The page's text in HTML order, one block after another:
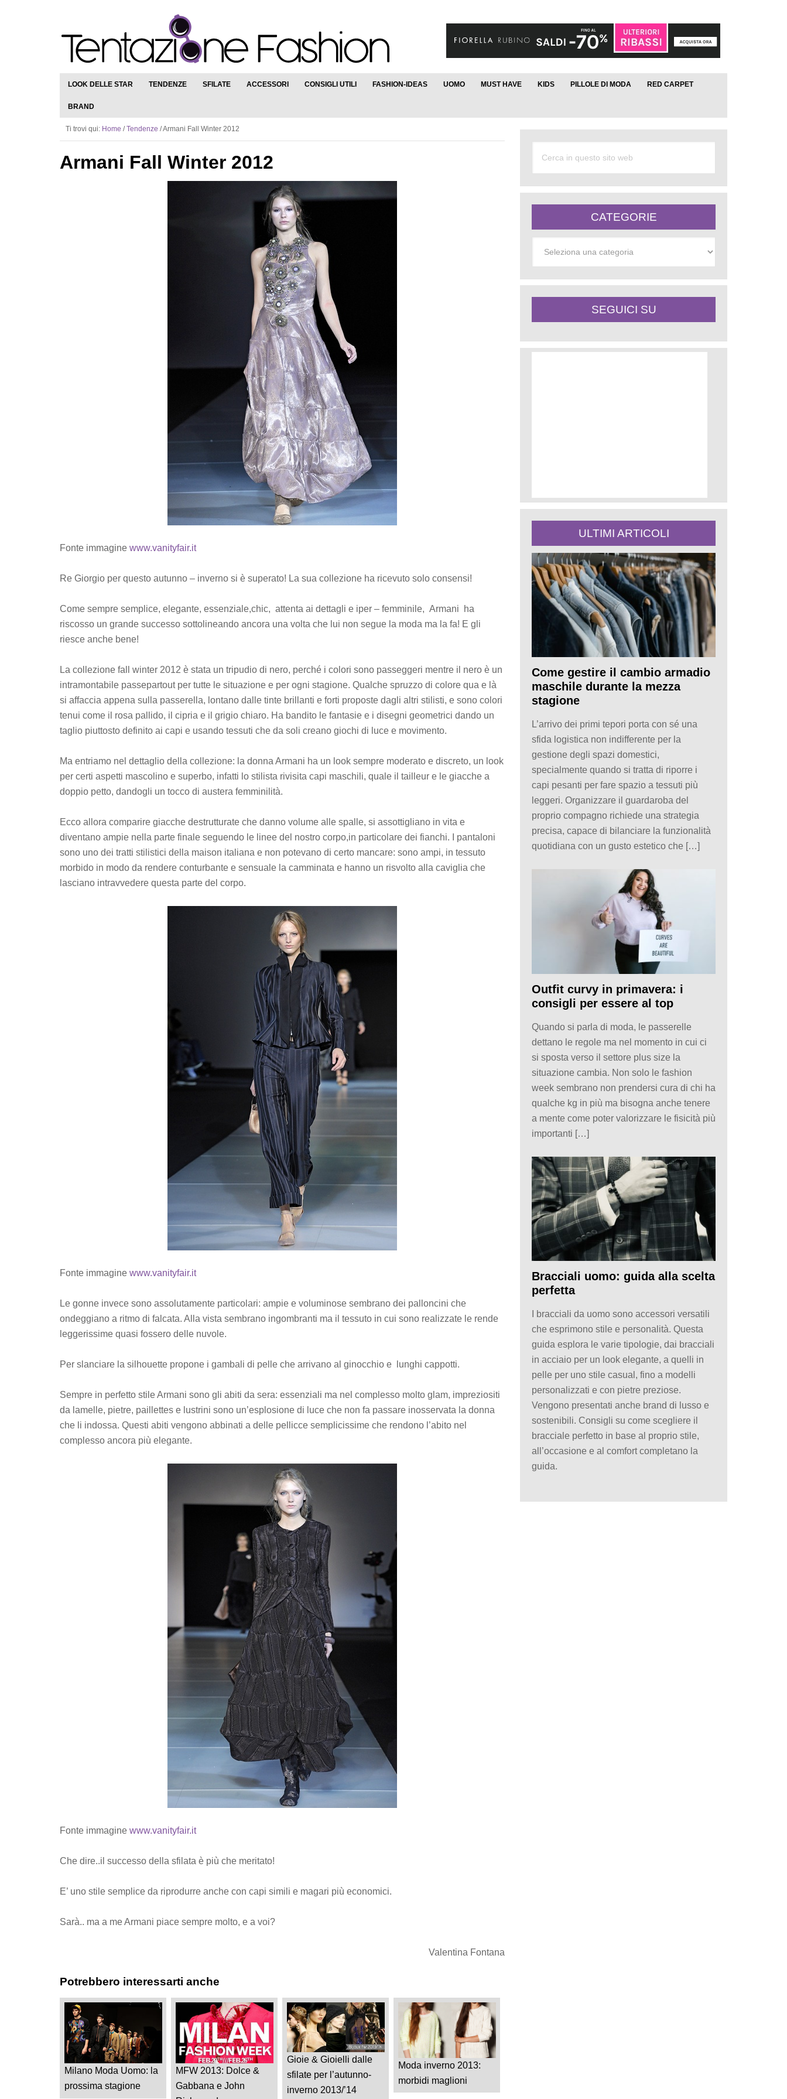
LOOK DELLE STAR TENDENZE SFILATE ACCESSORI CONSIGLI UTILI FASHION-IDEAS UOMO MUST HAVE KIDS PILLOLE DI MODA RED CARPET
BRAND
Ti trovi qui: Home / Tendenze /Armani Fall Winter 2012
Armani Fall Winter 2012
Fonte immagine www.vanityfair.it
Re Giorgio per questo autunno – inverno si è superato! La sua collezione ha ricevuto solo consensi!
Come sempre semplice, elegante, essenziale,chic, attenta ai dettagli e iper – femminile, Armani ha
riscosso un grande successo sottolineando ancora una volta che lui non segue la moda ma la fa! E gli
riesce anche bene!
La collezione fall winter 2012 è stata un tripudio di nero, perché i colori sono passeggeri mentre il nero è un
intramontabile passepartout per tutte le situazione e per ogni stagione. Qualche spruzzo di colore qua e là
si affaccia appena sulla passerella, lontano dalle tinte brillanti e forti proposte dagli altri stilisti, e sono colori
tenui come il rosa pallido, il cipria e il grigio chiaro. Ha bandito le fantasie e i disegni geometrici dando un
taglio piuttosto definito ai capi e usando tessuti che da soli creano giochi di luce e movimento.
Ma entriamo nel dettaglio della collezione: la donna Armani ha un look sempre moderato e discreto, un look
per certi aspetti mascolino e superbo, infatti lo stilista rivisita capi maschili, quale il tailleur e le giacche a
doppio petto, dandogli un tocco di austera femminilità.
Ecco allora comparire giacche destrutturate che danno volume alle spalle, si assottigliano in vita e
diventano ampie nella parte finale seguendo le linee del nostro corpo,in particolare dei fianchi. I pantaloni
sono uno dei tratti stilistici della maison italiana e non potevano di certo mancare: sono ampi, in tessuto
morbido in modo da rendere conturbante e sensuale la camminata e hanno un risvolto alla caviglia che
lasciano intravvedere questa parte del corpo.
Fonte immagine www.vanityfair.it
Le gonne invece sono assolutamente particolari: ampie e voluminose sembrano dei palloncini che
ondeggiano a ritmo di falcata. Alla vista sembrano ingombranti ma il tessuto in cui sono realizzate le rende
leggerissime quasi fossero delle nuvole.
Per slanciare la silhouette propone i gambali di pelle che arrivano al ginocchio e lunghi cappotti.
Sempre in perfetto stile Armani sono gli abiti da sera: essenziali ma nel complesso molto glam, impreziositi
da lamelle, pietre, paillettes e lustrini sono un’esplosione di luce che non fa passare inosservata la donna
che li indossa. Questi abiti vengono abbinati a delle pellicce semplicissime che rendono l’abito nel
complesso ancora più elegante.
Fonte immagine www.vanityfair.it
Che dire..il successo della sfilata è più che meritato!
E’ uno stile semplice da riprodurre anche con capi simili e magari più economici.
Sarà.. ma a me Armani piace sempre molto, e a voi?
Valentina Fontana
Potrebbero interessarti anche
Milano Moda Uomo: la
prossima stagione
MFW 2013: Dolce &
Gabbana e John
Gioie & Gioielli dalle
sfilate per l’autunno-
inverno 2013/’14
Moda inverno 2013:
morbidi maglioni
CATEGORIE
SEGUICI SU
ULTIMI ARTICOLI
Come gestire il cambio armadio
maschile durante la mezza
stagione
L’arrivo dei primi tepori porta con sé una
sfida logistica non indifferente per la
gestione degli spazi domestici,
specialmente quando si tratta di riporre i
capi pesanti per fare spazio a tessuti più
leggeri. Organizzare il guardaroba del
proprio compagno richiede una strategia
precisa, capace di bilanciare la funzionalità
quotidiana con un gusto estetico che […]
Outfit curvy in primavera: i
consigli per essere al top
Quando si parla di moda, le passerelle
dettano le regole ma nel momento in cui ci
si sposta verso il settore plus size la
situazione cambia. Non solo le fashion
week sembrano non prendersi cura di chi ha
qualche kg in più ma bisogna anche tenere
a mente come poter valorizzare le fisicità più
importanti […]
Bracciali uomo: guida alla scelta
perfetta
I bracciali da uomo sono accessori versatili
che esprimono stile e personalità. Questa
guida esplora le varie tipologie, dai bracciali
in acciaio per un look elegante, a quelli in
pelle per uno stile casual, fino a modelli
personalizzati e con pietre preziose.
Vengono presentati anche brand di lusso e
sostenibili. Consigli su come scegliere il
bracciale perfetto in base al proprio stile,
all’occasione e al comfort completano la
guida.